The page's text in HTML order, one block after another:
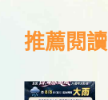
推薦閱讀